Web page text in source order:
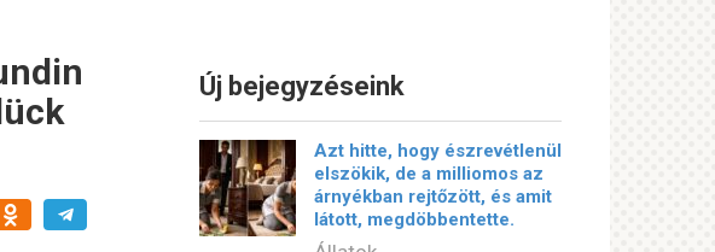
Új bejegyzéseink
Azt hitte, hogy észrevétlenül
elszökik, de a milliomos az
árnyékban rejtőzött, és amit
látott, megdöbbentette.